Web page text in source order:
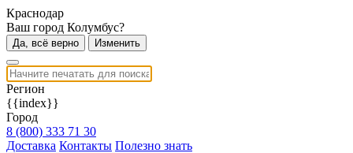
Краснодар
Ваш город Колумбус?
Да, всё верно Изменить
Регион
{{index}}
Город
8 (800) 333 71 30
Доставка Контакты Полезно знать